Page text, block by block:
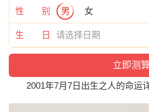
性 别 男 女
生 日
2001年7月7日出生之人的命运